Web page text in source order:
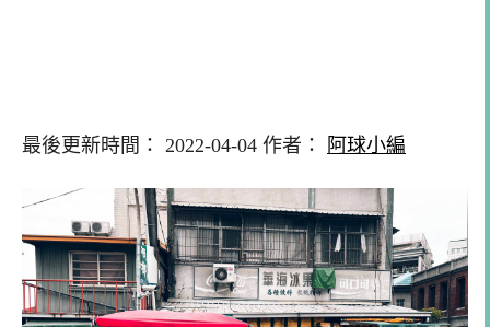
最後更新時間： 2022-04-04 作者： 阿球小編